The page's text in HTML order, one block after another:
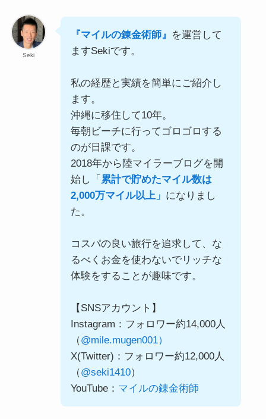
Seki
『マイルの錬金術師』 を運営して
ますSekiです。
私の経歴と実績を簡単にご紹介し
ます。
沖縄に移住して10年。
毎朝ビーチに行ってゴロゴロする
のが日課です。
2018年から陸マイラーブログを開
始し「 累計で貯めたマイル数は
2,000万マイル以上」 になりまし
た。
コスパの良い旅行を追求して、な
るべくお金を使わないでリッチな
体験をすることが趣味です。
【SNSアカウント】
Instagram：フォロワー約14,000人
（@mile.mugen001）
X(Twitter)：フォロワー約12,000人
（@seki1410）
YouTube： マイルの錬金術師